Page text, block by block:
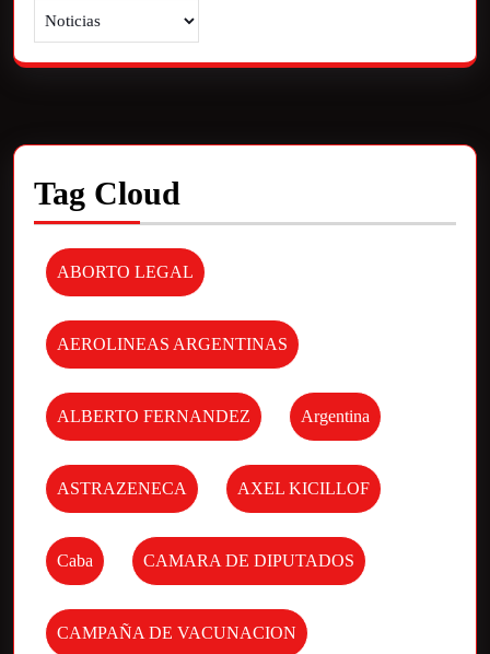
Tag Cloud
ABORTO LEGAL
AEROLINEAS ARGENTINAS
ALBERTO FERNANDEZ Argentina
ASTRAZENECA AXEL KICILLOF
Caba CAMARA DE DIPUTADOS
CAMPAÑA DE VACUNACION